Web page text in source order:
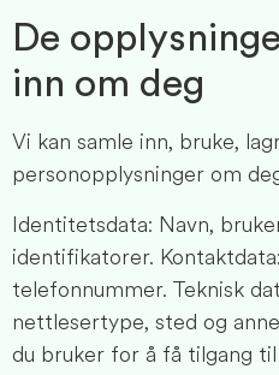
De
inn om deg
Vi kan samle inn, bruke,
personopplysninger om
Identitetsdata: Navn,
identifikatorer.
telefonnummer. Teknisk
nettlesertype, sted og
du bruker for å få tilgang